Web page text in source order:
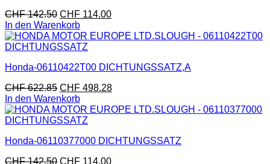
CHF142.50 CHF 114.00
In den Warenkorb
Honda-06110422T00 DICHTUNGSSATZ,A
CHF622.85 CHF 498.28
In den Warenkorb
Honda-06110377000 DICHTUNGSSATZ
CHF142.50 CHF 114.00